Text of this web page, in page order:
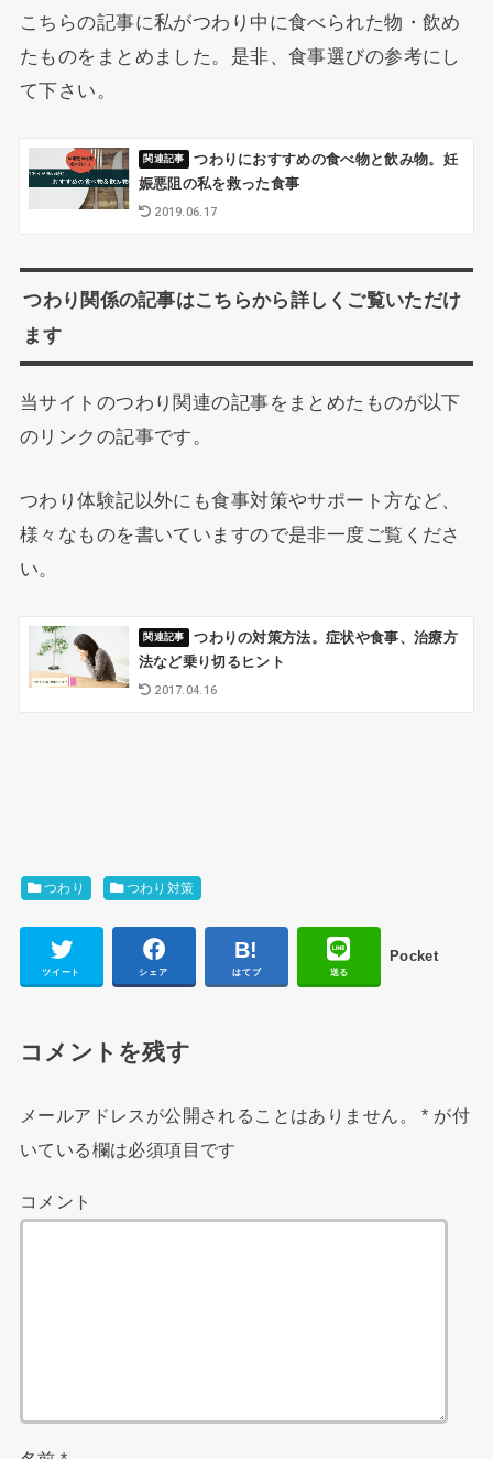
こちらの記事に私がつわり中に食べられた物・飲め
たものをまとめました。是非、食事選びの参考にし
て下さい。
つわりにおすすめの食べ物と飲み物。妊
娠悪阻の私を救った食事
2019.06.17
つわり関係の記事はこちらから詳しくご覧いただけ
ます
当サイトのつわり関連の記事をまとめたものが以下
のリンクの記事です。
つわり体験記以外にも食事対策やサポート方など、
様々なものを書いていますので是非一度ご覧くださ
い。
つわりの対策方法。症状や食事、治療方
法など乗り切るヒント
2017.04.16
つわり つわり対策
ツイート シェア はてブ 送る
Pocket
コメントを残す
メールアドレスが公開されることはありません。 * が付
いている欄は必須項目です
コメント